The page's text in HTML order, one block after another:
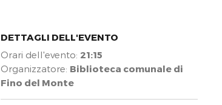
DETTAGLI DELL'EVENTO
Orari dell'evento: 21:15
Organizzatore: Biblioteca comunale di
Fino del Monte